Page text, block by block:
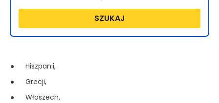
SZUKAJ
Hiszpanii,
Grecji,
Włoszech,